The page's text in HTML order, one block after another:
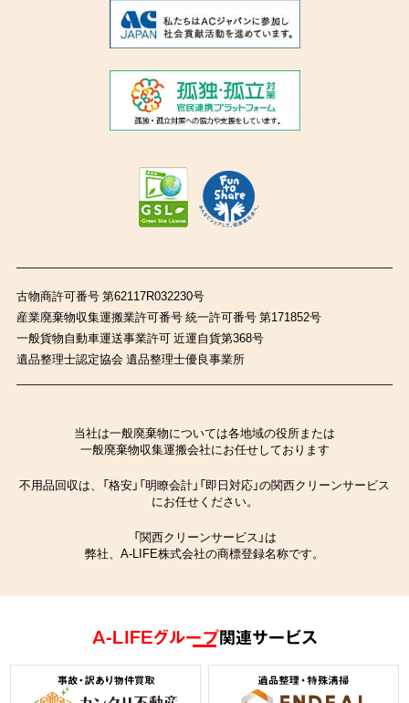
古物商許可番号 第62117R032230号
産業廃棄物収集運搬業許可番号 統一許可番号 第171852号
一般貨物自動車運送事業許可 近運自貨第368号
遺品整理士認定協会 遺品整理士優良事業所
当社は一般廃棄物については各地域の役所または
一般廃棄物収集運搬会社にお任せしております
不用品回収は、「格安」「明瞭会計」「即日対応」の関西クリーンサービス
にお任せください。
「関西クリーンサービス」は
弊社、A-LIFE株式会社の商標登録名称です。
A-LIFEグループ関連サービス